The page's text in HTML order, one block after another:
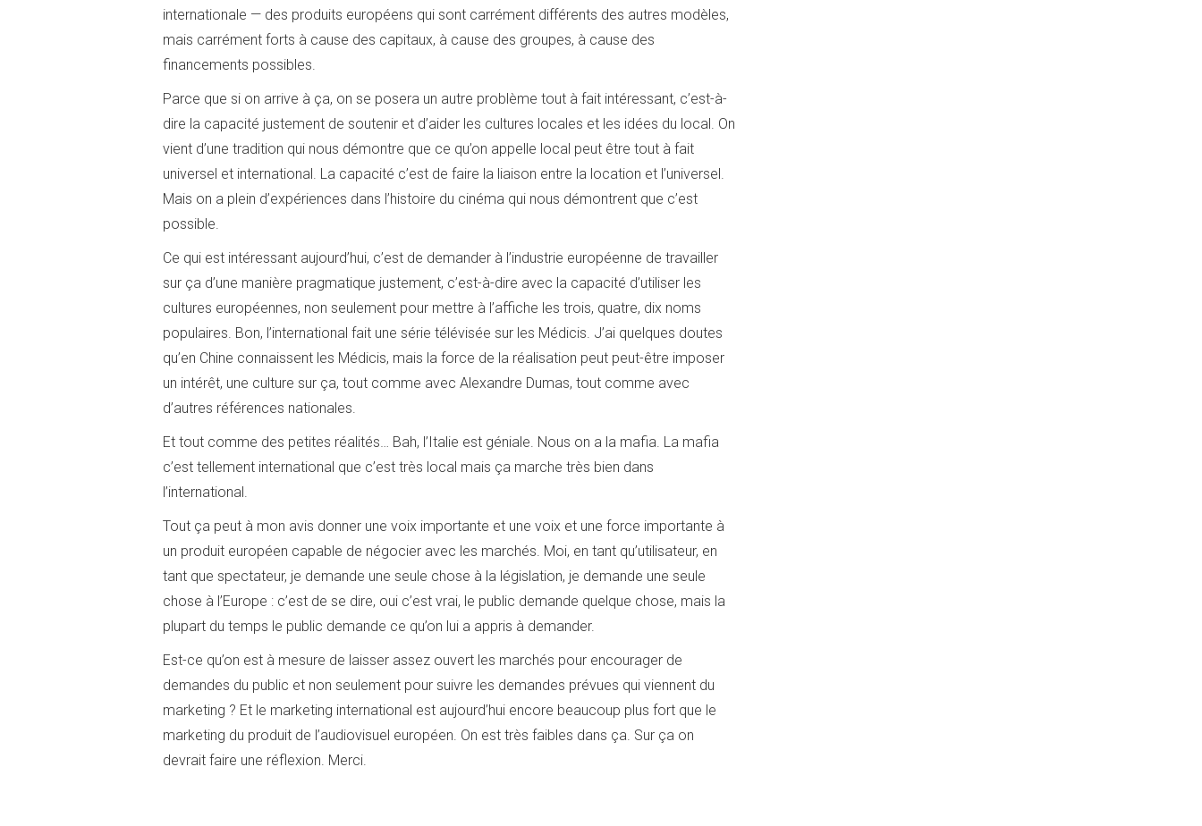
internationale — des produits européens qui sont carrément différents des autres modèles,
mais carrément forts à cause des capitaux, à cause des groupes, à cause des
financements possibles.
Parce que si on arrive à ça, on se posera un autre problème tout à fait intéressant, c’est-à-
dire la capacité justement de soutenir et d’aider les cultures locales et les idées du local. On
vient d’une tradition qui nous démontre que ce qu’on appelle local peut être tout à fait
universel et international. La capacité c’est de faire la liaison entre la location et l’universel.
Mais on a plein d’expériences dans l’histoire du cinéma qui nous démontrent que c’est
possible.
Ce qui est intéressant aujourd’hui, c’est de demander à l’industrie européenne de travailler
sur ça d’une manière pragmatique justement, c’est-à-dire avec la capacité d’utiliser les
cultures européennes, non seulement pour mettre à l’affiche les trois, quatre, dix noms
populaires. Bon, l’international fait une série télévisée sur les Médicis. J’ai quelques doutes
qu’en Chine connaissent les Médicis, mais la force de la réalisation peut peut-être imposer
un intérêt, une culture sur ça, tout comme avec Alexandre Dumas, tout comme avec
d’autres références nationales.
Et tout comme des petites réalités… Bah, l’Italie est géniale. Nous on a la mafia. La mafia
c’est tellement international que c’est très local mais ça marche très bien dans
l’international.
Tout ça peut à mon avis donner une voix importante et une voix et une force importante à
un produit européen capable de négocier avec les marchés. Moi, en tant qu’utilisateur, en
tant que spectateur, je demande une seule chose à la législation, je demande une seule
chose à l’Europe : c’est de se dire, oui c’est vrai, le public demande quelque chose, mais la
plupart du temps le public demande ce qu’on lui a appris à demander.
Est-ce qu’on est à mesure de laisser assez ouvert les marchés pour encourager de
demandes du public et non seulement pour suivre les demandes prévues qui viennent du
marketing ? Et le marketing international est aujourd’hui encore beaucoup plus fort que le
marketing du produit de l’audiovisuel européen. On est très faibles dans ça. Sur ça on
devrait faire une réflexion. Merci.